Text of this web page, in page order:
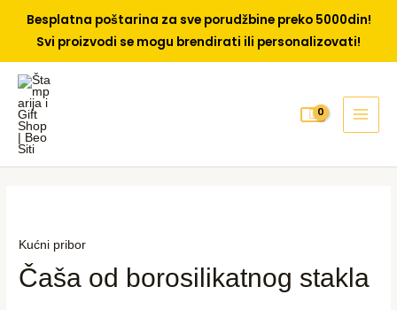
Besplatna poštarina za sve porudžbine preko 5000din!
Svi proizvodi se mogu brendirati ili personalizovati!
Skip
content
Kućni pribor
Čaša od borosilikatnog stakla